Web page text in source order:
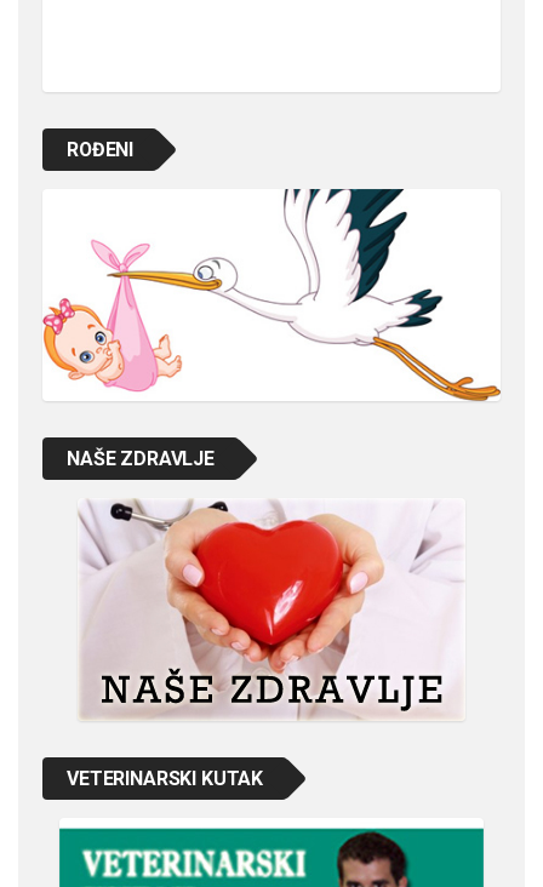
ROĐENI
NAŠE ZDRAVLJE
VETERINARSKI KUTAK